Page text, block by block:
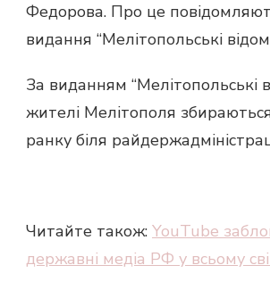
Федорова. Про це
видання “Мелітопольські
За виданням “Мелітопольські
жителі Мелітополя
ранку біля
Читайте також: YouTube
державні медіа РФ у всьому